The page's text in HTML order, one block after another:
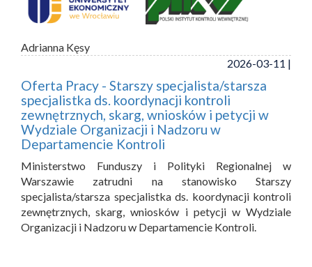
Adrianna Kęsy
2026-03-11 |
Oferta Pracy - Starszy specjalista/starsza
specjalistka ds. koordynacji kontroli
zewnętrznych, skarg, wniosków i petycji w
Wydziale Organizacji i Nadzoru w
Departamencie Kontroli
Ministerstwo Funduszy i Polityki Regionalnej w
Warszawie zatrudni na stanowisko Starszy
specjalista/starsza specjalistka ds. koordynacji kontroli
zewnętrznych, skarg, wniosków i petycji w Wydziale
Organizacji i Nadzoru w Departamencie Kontroli.